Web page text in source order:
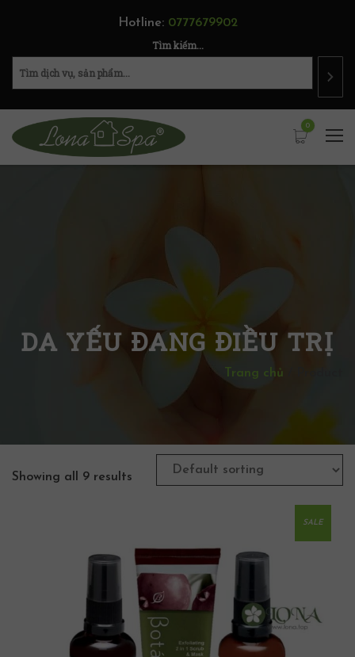
Hotline: 0777679902
Tìm kiếm...
0
DA YẾU ĐANG ĐIỀU TRỊ
Trang chủ
Showing all 9 results
SALE